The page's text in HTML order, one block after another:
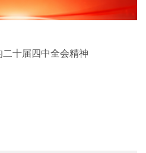
正确政绩观学习教育
十届四中全会精神